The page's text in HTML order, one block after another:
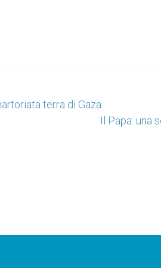
terra di Gaza
Il Papa: una